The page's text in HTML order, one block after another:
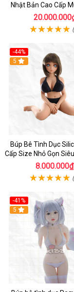
Nhật Bản Cao Cấp
-44%
Hot
5
Búp Bê Tình Dục
Cấp Size Nhỏ Gọn
8.000.000₫
-41%
Hot
5